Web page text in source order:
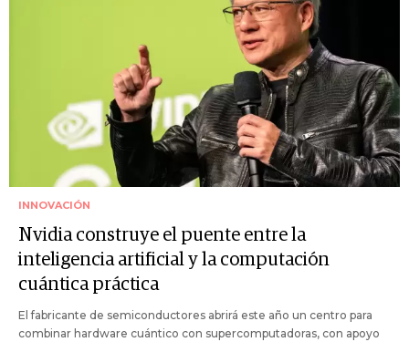
INNOVACIÓN
Nvidia construye el puente entre la
inteligencia artificial y la computación
cuántica práctica
El fabricante de semiconductores abrirá este año un centro para
combinar hardware cuántico con supercomputadoras, con apoyo